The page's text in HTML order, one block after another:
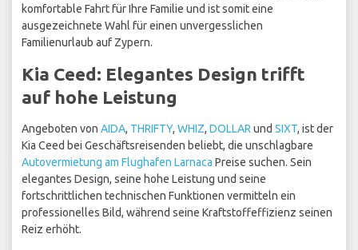
komfortable Fahrt für Ihre Familie und ist somit eine
ausgezeichnete Wahl für einen unvergesslichen
Familienurlaub auf Zypern.
Kia Ceed: Elegantes Design trifft
auf hohe Leistung
Angeboten von AIDA, THRIFTY, WHIZ, DOLLAR und SIXT, ist der
Kia Ceed bei Geschäftsreisenden beliebt, die unschlagbare
Autovermietung am Flughafen Larnaca Preise suchen. Sein
elegantes Design, seine hohe Leistung und seine
fortschrittlichen technischen Funktionen vermitteln ein
professionelles Bild, während seine Kraftstoffeffizienz seinen
Reiz erhöht.